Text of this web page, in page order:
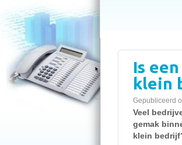
Is
klein
Gepubliceerd
Veel
gemak
klein